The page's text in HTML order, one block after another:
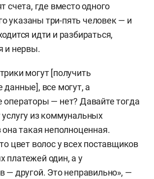
счета, где вместо одного
указаны три-пять человек — и
идти и разбираться,
и нервы.
могут [получить
данные], все могут, а
операторы — нет? Давайте тогда
из коммунальных
она такая неполноценная.
цвет волос у всех поставщиков
платежей один, а у
— другой. Это неправильно», —